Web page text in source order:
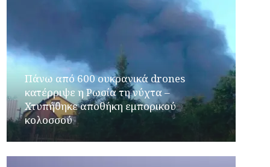
Πάνω από 600 ουκρανικά drones
κατέρριψε η Ρωσία τη νύχτα –
Χτυπήθηκε αποθήκη εμπορικού
κολοσσού